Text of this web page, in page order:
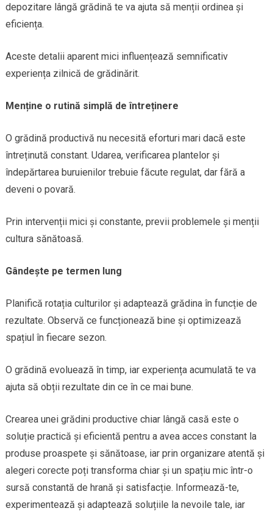
depozitare lângă grădină te va ajuta să menții ordinea și
eficiența.
Aceste detalii aparent mici influențează semnificativ
experiența zilnică de grădinărit.
Menține o rutină simplă de întreținere
O grădină productivă nu necesită eforturi mari dacă este
întreținută constant. Udarea, verificarea plantelor și
îndepărtarea buruienilor trebuie făcute regulat, dar fără a
deveni o povară.
Prin intervenții mici și constante, previi problemele și menții
cultura sănătoasă.
Gândește pe termen lung
Planifică rotația culturilor și adaptează grădina în funcție de
rezultate. Observă ce funcționează bine și optimizează
spațiul în fiecare sezon.
O grădină evoluează în timp, iar experiența acumulată te va
ajuta să obții rezultate din ce în ce mai bune.
Crearea unei grădini productive chiar lângă casă este o
soluție practică și eficientă pentru a avea acces constant la
produse proaspete și sănătoase, iar prin organizare atentă și
alegeri corecte poți transforma chiar și un spațiu mic într-o
sursă constantă de hrană și satisfacție. Informează-te,
experimentează și adaptează soluțiile la nevoile tale, iar